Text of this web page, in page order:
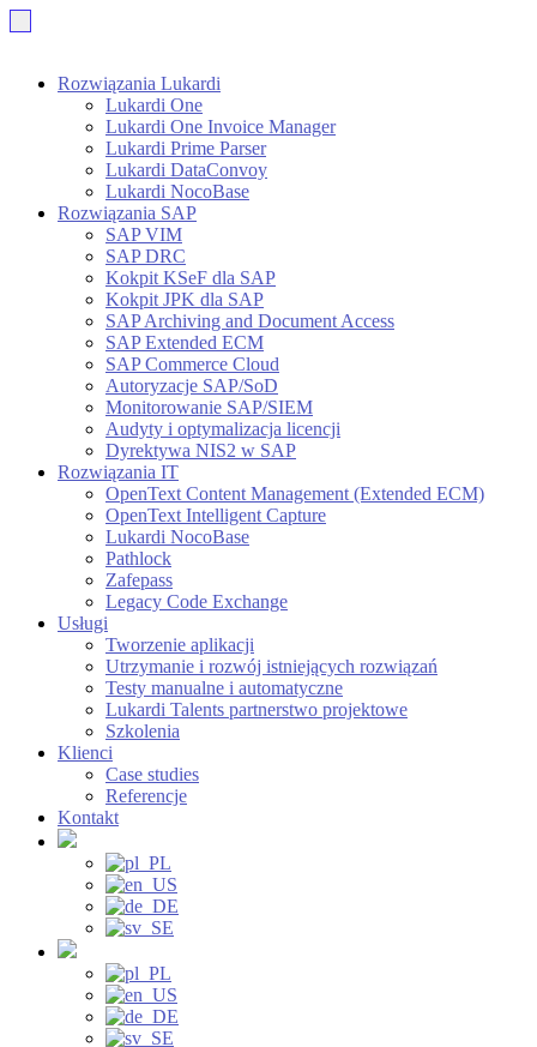
Rozwiązania Lukardi
Lukardi One
Lukardi One Invoice Manager
Lukardi Prime Parser
Lukardi DataConvoy
Lukardi NocoBase
Rozwiązania SAP
SAP VIM
SAP DRC
Kokpit KSeF dla SAP
Kokpit JPK dla SAP
SAP Archiving and Document Access
SAP Extended ECM
SAP Commerce Cloud
Autoryzacje SAP/SoD
Monitorowanie SAP/SIEM
Audyty i optymalizacja licencji
Dyrektywa NIS2 w SAP
Rozwiązania IT
OpenText Content Management (Extended ECM)
OpenText Intelligent Capture
Lukardi NocoBase
Pathlock
Zafepass
Legacy Code Exchange
Usługi
Tworzenie aplikacji
Utrzymanie i rozwój istniejących rozwiązań
Testy manualne i automatyczne
Lukardi Talents partnerstwo projektowe
Szkolenia
Klienci
Case studies
Referencje
Kontakt